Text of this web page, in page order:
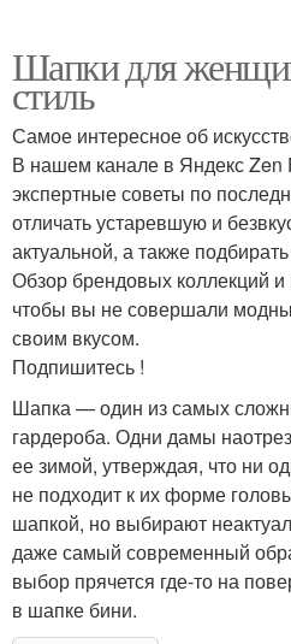
Шапки для
стиль
Самое интересное об
В нашем канале в Яндекс Zen
экспертные советы по
отличать устаревшую и
актуальной, а также
Обзор брендовых коллекций
чтобы вы не совершали
своим вкусом.
Подпишитесь !
Шапка — один из самых
гардероба. Одни дамы
ее зимой, утверждая, что ни
не подходит к их форме
шапкой, но выбирают
даже самый современный
выбор прячется где-то на
в шапке бини.